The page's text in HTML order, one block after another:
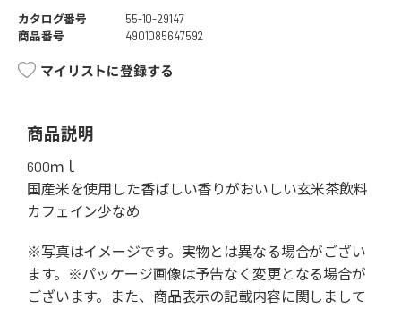
カタログ番号
55-10-29147
商品番号
4901085647592
マイリストに登録する
商品説明
600ｍｌ
国産米を使用した香ばしい香りがおいしい玄米茶飲料
カフェイン少なめ
※写真はイメージです。実物とは異なる場合がござい
ます。※パッケージ画像は予告なく変更となる場合が
ございます。また、商品表示の記載内容に関しまして